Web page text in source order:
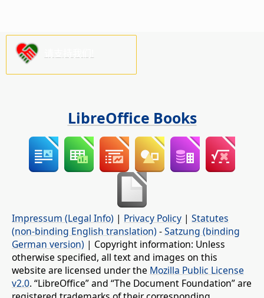
LibreOffice Books
Impressum (Legal Info) | Privacy Policy | Statutes
(non-binding English translation) -Satzung (binding
German version) | Copyright information: Unless
otherwise specified, all text and images on this
website are licensed under the Mozilla Public License
v2.0. “LibreOffice” and “The Document Foundation” are